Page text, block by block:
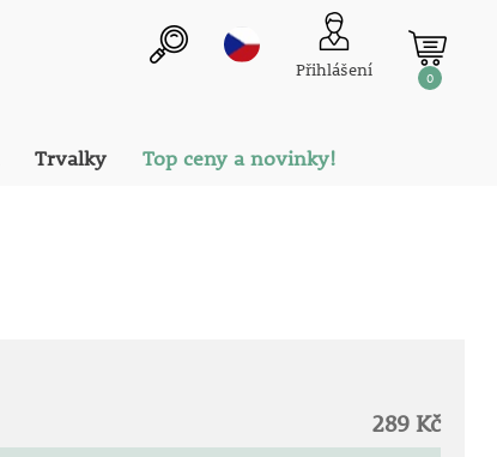
Přihlášení 0
Trvalky Top ceny a novinky!
289 Kč